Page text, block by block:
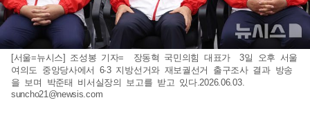
[서울=뉴시스] 조성봉 기자= 장동혁 국민의힘 대표가 3일 오후 서울
여의도 중앙당사에서 6·3 지방선거와 재보궐선거 출구조사 결과 방송
을 보며 박준태 비서실장의 보고를 받고 있다.2026.06.03.
suncho21@newsis.com